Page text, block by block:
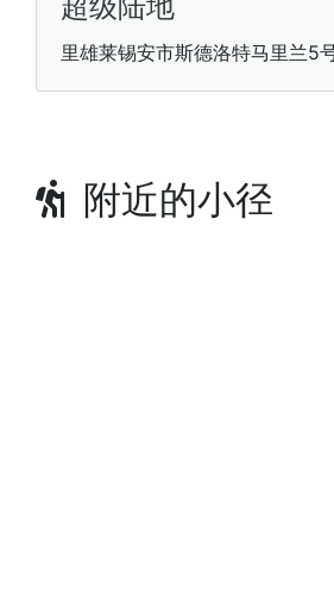
里雄莱锡安市斯德洛特马里兰5
附近的小径